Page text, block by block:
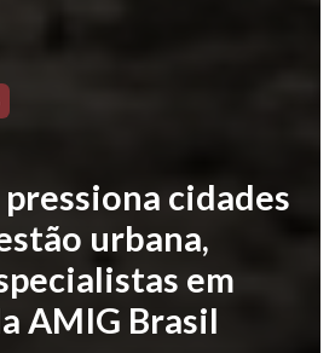
cidades
urbana,
em
AMIG Brasil